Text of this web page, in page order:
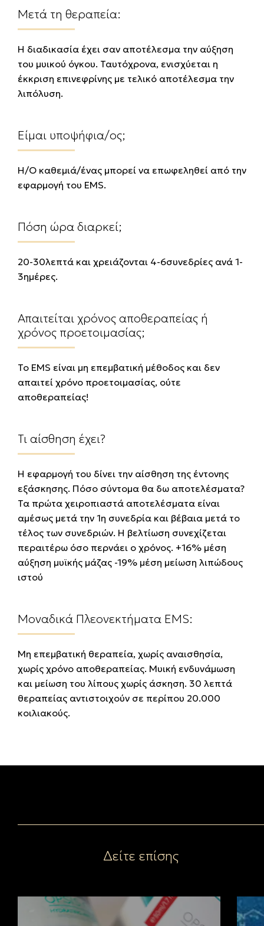
Μετά τη θεραπεία:
Η διαδικασία έχει σαν αποτέλεσμα την αύξηση
του μυικού όγκου. Ταυτόχρονα, ενισχύεται η
έκκριση επινεφρίνης με τελικό αποτέλεσμα την
λιπόλυση.
Είμαι υποψήφια/ος;
Η/Ο καθεμιά/ένας μπορεί να επωφεληθεί από την
εφαρμογή του EMS.
Πόση ώρα διαρκεί;
20-30λεπτά και χρειάζονται 4-6συνεδρίες ανά 1-
3ημέρες.
Απαιτείται χρόνος αποθεραπείας ή
χρόνος προετοιμασίας;
Το EMS είναι μη επεμβατική μέθοδος και δεν
απαιτεί χρόνο προετοιμασίας, ούτε
αποθεραπείας!
Τι αίσθηση έχει?
Η εφαρμογή του δίνει την αίσθηση της έντονης
εξάσκησης. Πόσο σύντομα θα δω αποτελέσματα?
Τα πρώτα χειροπιαστά αποτελέσματα είναι
αμέσως μετά την 1η συνεδρία και βέβαια μετά το
τέλος των συνεδριών. Η βελτίωση συνεχίζεται
περαιτέρω όσο περνάει ο χρόνος. +16% μέση
αύξηση μυϊκής μάζας -19% μέση μείωση λιπώδους
ιστού
Μοναδικά Πλεονεκτήματα EMS:
Μη επεμβατική θεραπεία, χωρίς αναισθησία,
χωρίς χρόνο αποθεραπείας. Μυική ενδυνάμωση
και μείωση του λίπους χωρίς άσκηση. 30 λεπτά
θεραπείας αντιστοιχούν σε περίπου 20.000
κοιλιακούς.
Δείτε επίσης